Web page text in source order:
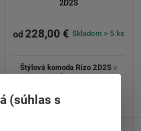
2D2S
od 228,00 € Skladom > 5 ks
Štýlová komoda Rizo 2D2S v
dekore dub lefkas zaujme svojim
Detail
(súhlas s